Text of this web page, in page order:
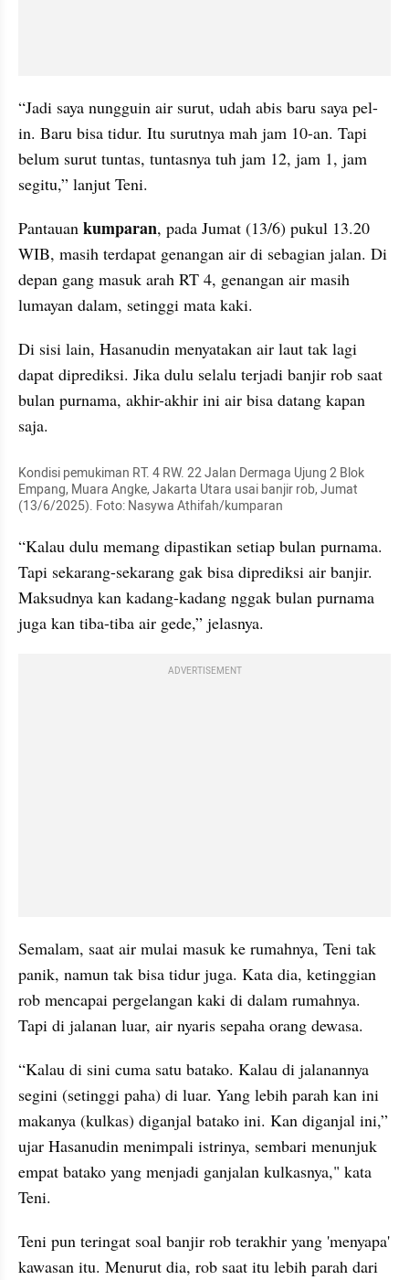
“Jadi saya nungguin air surut, udah abis baru saya pel-
in. Baru bisa tidur. Itu surutnya mah jam 10-an. Tapi
belum surut tuntas, tuntasnya tuh jam 12, jam 1, jam
segitu,” lanjut Teni.
Pantauan kumparan, pada Jumat (13/6) pukul 13.20
WIB, masih terdapat genangan air di sebagian jalan. Di
depan gang masuk arah RT 4, genangan air masih
lumayan dalam, setinggi mata kaki.
Di sisi lain, Hasanudin menyatakan air laut tak lagi
dapat diprediksi. Jika dulu selalu terjadi banjir rob saat
bulan purnama, akhir-akhir ini air bisa datang kapan
saja.
Kondisi pemukiman RT. 4 RW. 22 Jalan Dermaga Ujung 2 Blok
Empang, Muara Angke, Jakarta Utara usai banjir rob, Jumat
(13/6/2025). Foto: Nasywa Athifah/kumparan
“Kalau dulu memang dipastikan setiap bulan purnama.
Tapi sekarang-sekarang gak bisa diprediksi air banjir.
Maksudnya kan kadang-kadang nggak bulan purnama
juga kan tiba-tiba air gede,” jelasnya.
ADVERTISEMENT
Semalam, saat air mulai masuk ke rumahnya, Teni tak
panik, namun tak bisa tidur juga. Kata dia, ketinggian
rob mencapai pergelangan kaki di dalam rumahnya.
Tapi di jalanan luar, air nyaris sepaha orang dewasa.
“Kalau di sini cuma satu batako. Kalau di jalanannya
segini (setinggi paha) di luar. Yang lebih parah kan ini
makanya (kulkas) diganjal batako ini. Kan diganjal ini,”
ujar Hasanudin menimpali istrinya, sembari menunjuk
empat batako yang menjadi ganjalan kulkasnya," kata
Teni.
Teni pun teringat soal banjir rob terakhir yang 'menyapa'
kawasan itu. Menurut dia, rob saat itu lebih parah dari